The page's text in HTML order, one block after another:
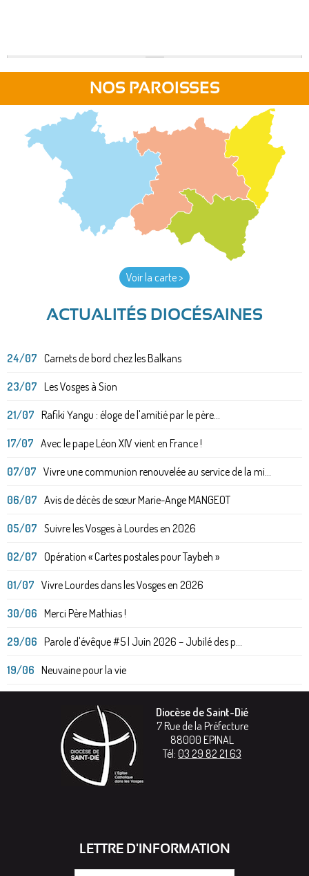
NOS PAROISSES
Voir la carte >
ACTUALITÉS DIOCÉSAINES
24/07 Carnets de bord chez les Balkans
23/07 Les Vosges à Sion
21/07 Rafiki Yangu : éloge de l'amitié par le père...
17/07 Avec le pape Léon XIV vient en France !
07/07 Vivre une communion renouvelée au service de la mi...
06/07 Avis de décès de sœur Marie-Ange MANGEOT
05/07 Suivre les Vosges à Lourdes en 2026
02/07 Opération « Cartes postales pour Taybeh »
01/07 Vivre Lourdes dans les Vosges en 2026
30/06 Merci Père Mathias !
29/06 Parole d'évêque #5 | Juin 2026 – Jubilé des p...
19/06 Neuvaine pour la vie
Diocèse de Saint-Dié
7 Rue de la Préfecture
88000 EPINAL
Tél: 03 29 82 21 63
LETTRE D'INFORMATION